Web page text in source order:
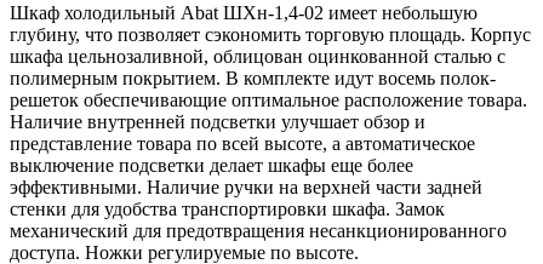
Шкаф холодильный Abat ШХн-1,4-02 имеет небольшую
глубину, что позволяет сэкономить торговую площадь. Корпус
шкафа цельнозаливной, облицован оцинкованной сталью с
полимерным покрытием. В комплекте идут восемь полок-
решеток обеспечивающие оптимальное расположение товара.
Наличие внутренней подсветки улучшает обзор и
представление товара по всей высоте, а автоматическое
выключение подсветки делает шкафы еще более
эффективными. Наличие ручки на верхней части задней
стенки для удобства транспортировки шкафа. Замок
механический для предотвращения несанкционированного
доступа. Ножки регулируемые по высоте.